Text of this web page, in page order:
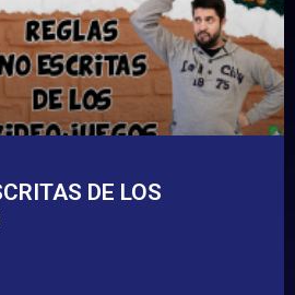
DE LOS